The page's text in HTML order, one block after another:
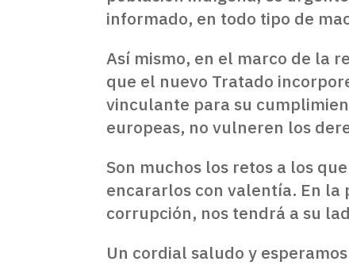
informado, en todo tipo de
Así mismo, en el marco de la
que el nuevo Tratado
vinculante para su
europeas, no vulneren los
Son muchos los retos a los
encararlos con valentía. En la
corrupción, nos tendrá a su
Un cordial saludo y